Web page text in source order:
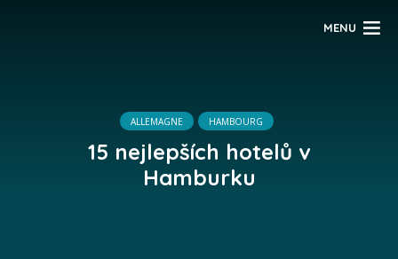
MENU
ALLEMAGNE HAMBOURG
15 nejlepších hotelů v
Hamburku